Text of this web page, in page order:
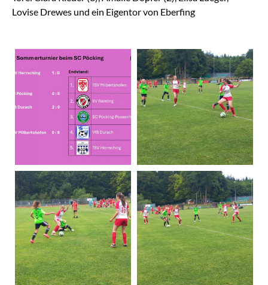
Lovise Drewes und ein Eigentor von Eberfing